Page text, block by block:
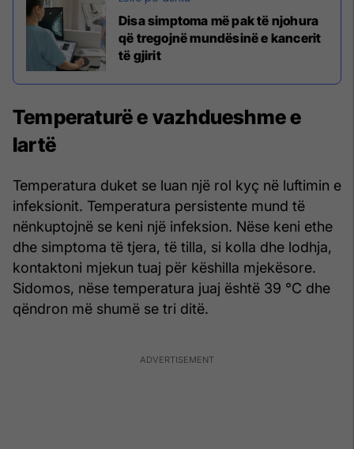
Disa simptoma më pak të njohura
që tregojnë mundësinë e kancerit
të gjirit
Temperaturë e vazhdueshme e
lartë
Temperatura duket se luan një rol kyç në luftimin e
infeksionit. Temperatura persistente mund të
nënkuptojnë se keni një infeksion. Nëse keni ethe
dhe simptoma të tjera, të tilla, si kolla dhe lodhja,
kontaktoni mjekun tuaj për këshilla mjekësore.
Sidomos, nëse temperatura juaj është 39 °C dhe
qëndron më shumë se tri ditë.